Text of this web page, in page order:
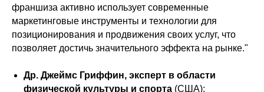
франшиза активно использует современные
маркетинговые инструменты и технологии для
позиционирования и продвижения своих услуг, что
позволяет достичь значительного эффекта на рынке."
Др. Джеймс Гриффин, эксперт в области
физической культуры и спорта (США):